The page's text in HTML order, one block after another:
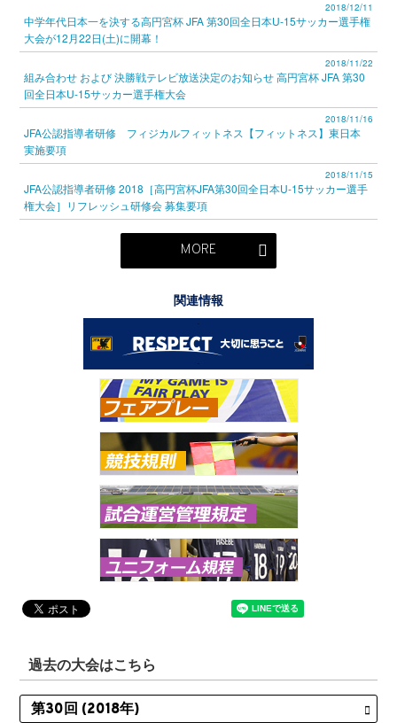
2018/12/11
中学年代日本一を決する高円宮杯 JFA 第30回全日本U-15サッカー選手権
大会が12月22日(土)に開幕！
2018/11/22
組み合わせ および 決勝戦テレビ放送決定のお知らせ 高円宮杯 JFA 第30
回全日本U-15サッカー選手権大会
2018/11/16
JFA公認指導者研修 フィジカルフィットネス【フィットネス】東日本
実施要項
2018/11/15
JFA公認指導者研修 2018［高円宮杯JFA第30回全日本U-15サッカー選手
権大会］リフレッシュ研修会 募集要項
MORE
関連情報
過去の大会はこちら